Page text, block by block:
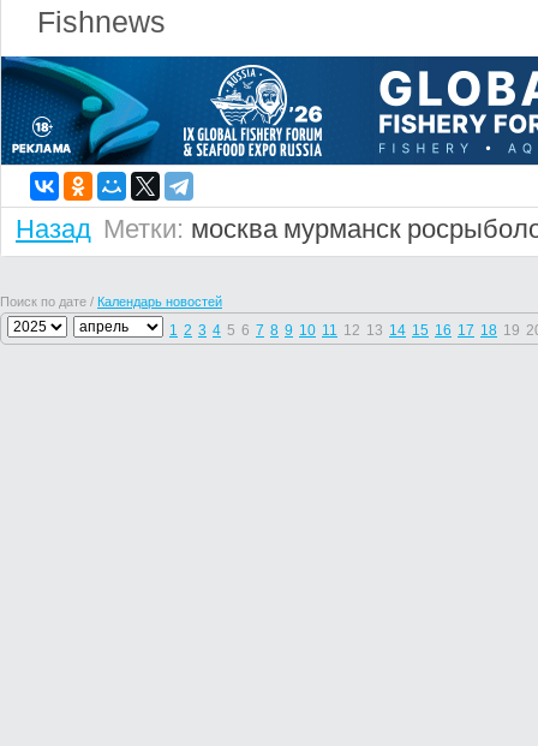
Fishnews
Назад Метки: москва мурманск
Поиск по дате / Календарь новостей
1 2 3 4 5 6 7 8 9 10 11 12 13 14 15 16 17 18 19